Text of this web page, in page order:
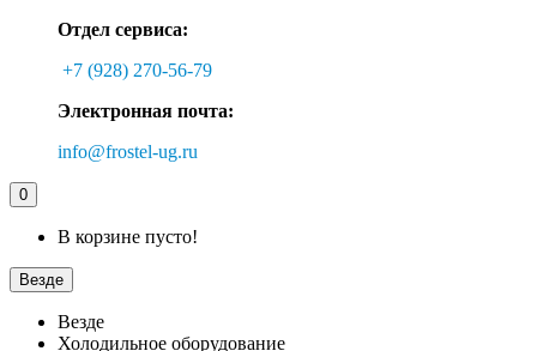
Отдел сервиса:
+7 (928) 270-56-79
Электронная почта:
info@frostel-ug.ru
0
В корзине пусто!
Везде
Везде
Холодильное оборудование